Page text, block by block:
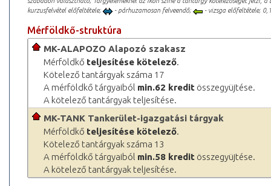
kurzusfelvétel előfeltétele;
- párhuzamosan felveendő; - vizsga előfeltétele;
Mérföldkő-struktúra
MK-ALAPOZO Alapozó szakasz
Mérföldkő teljesítése kötelező.
Kötelező tantárgyak száma 17
A mérföldkő tárgyaiból min.62 kredit összegyüjtése.
A kötelező tantárgyak teljesítése.
MK-TANK Tankerület-igazgatási tárgyak
Mérföldkő teljesítése kötelező.
Kötelező tantárgyak száma 13
A mérföldkő tárgyaiból min.58 kredit összegyüjtése.
A kötelező tantárgyak teljesítése.